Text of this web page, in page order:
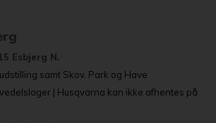
Esbjerg N.
samt Skov, Park og Have
| Husqvarna kan ikke afhentes på